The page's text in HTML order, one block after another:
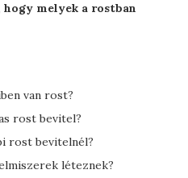
hogy melyek a rostban
van rost?
rost bevitel?
rost bevitelnél?
léteznek?